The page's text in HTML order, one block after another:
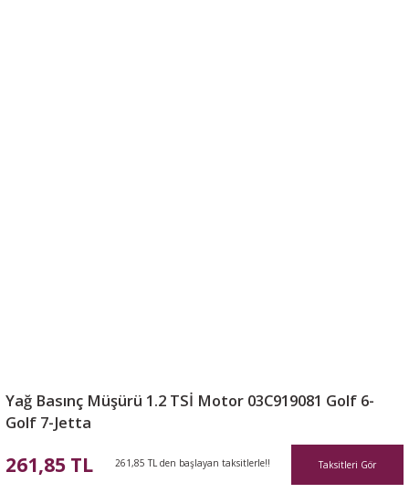
Yağ Basınç Müşürü 1.2 TSİ Motor 03C919081 Golf 6-
Golf 7-Jetta
261,85 TL 261,85 TL den başlayan taksitlerle!! Taksitleri Gör